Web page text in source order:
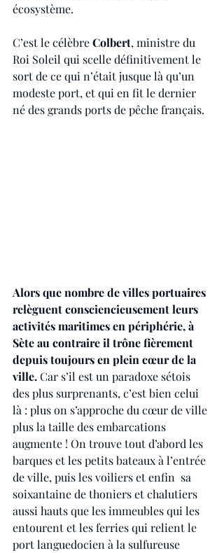
écosystème.
C’est le célèbre Colbert, ministre du
Roi Soleil qui scelle définitivement le
sort de ce qui n’était jusque là qu’un
modeste port, et qui en fit le dernier
né des grands ports de pêche français.
Alors que nombre de villes portuaires
relèguent consciencieusement leurs
activités maritimes en périphérie, à
Sète au contraire il trône fièrement
depuis toujours en plein cœur de la
ville. Car s’il est un paradoxe sétois
des plus surprenants, c’est bien celui
là : plus on s’approche du cœur de ville
plus la taille des embarcations
augmente ! On trouve tout d’abord les
barques et les petits bateaux à l’entrée
de ville, puis les voiliers et enfin  sa
soixantaine de thoniers et chalutiers
aussi hauts que les immeubles qui les
entourent et les ferries qui relient le
port languedocien à la sulfureuse